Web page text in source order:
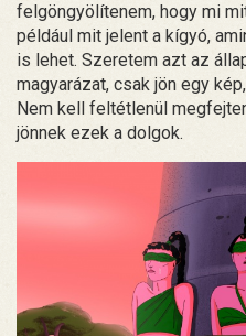
felgöngyölítenem, hogy mi
például mit jelent a kígyó,
is lehet. Szeretem azt az
magyarázat, csak jön egy
Nem kell feltétlenül
jönnek ezek a dolgok.